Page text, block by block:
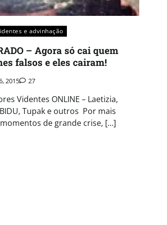
e advinhação
– Agora só cai quem
falsos e eles cairam!
2015 27
Videntes ONLINE – Laetizia,
Tupak e outros Por mais
de grande crise, […]